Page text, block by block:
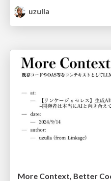
uzulla